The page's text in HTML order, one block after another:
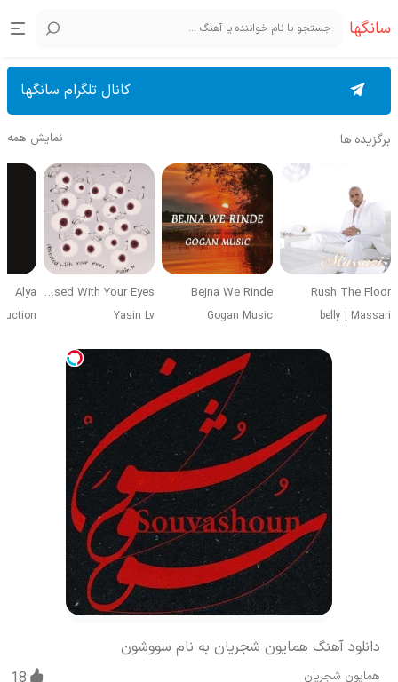
سانگها
کانال تلگرام سانگها
برگزیده ها نمایش همه
Rush The Floor
belly | Massari
Bejna We Rinde
Gogan Music
Obsessed With Your Eyes
Yasin Lv
Alya
دانلود آهنگ همایون شجریان به نام سووشون
همایون شجریان